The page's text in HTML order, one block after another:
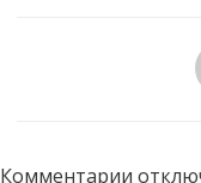
Комментарии